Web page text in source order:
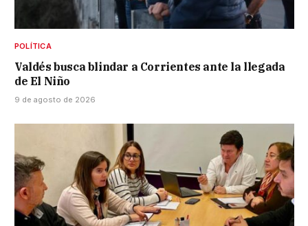
POLÍTICA
Valdés busca blindar a Corrientes ante la llegada
de El Niño
9 de agosto de 2026